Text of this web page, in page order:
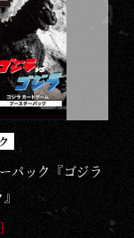
パック『ゴジラ